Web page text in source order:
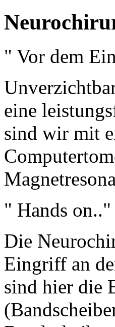
" Vor dem
eine
sind wir mit
" Hands on.."
Die
Eingriff an
sind hier die